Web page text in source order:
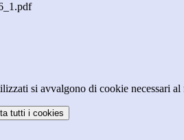
si avvalgono di cookie necessari
tutti i cookies